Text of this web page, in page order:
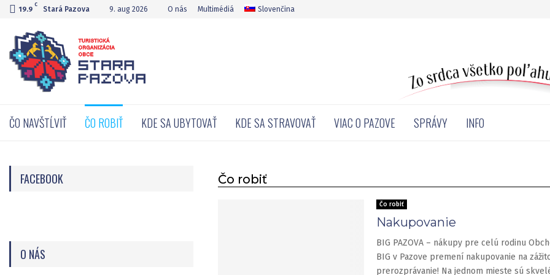
19.9
C
Stará Pazova 9. aug 2026 O nás Multimédiá Slovenčina
ČO NAVŠTĹVIŤ ČO ROBIŤ KDE SA UBYTOVAŤ KDE SA STRAVOVAŤ VIAC O PAZOVE SPRÁVY INFO
Čo robiť
Čo robiť
Nakupovanie
BIG PAZOVA – nákupy pre celú rodinu
BIG v Pazove premení nakupovanie na
prerozprávanie! Na jednom mieste sú
FACEBOOK
O NÁS